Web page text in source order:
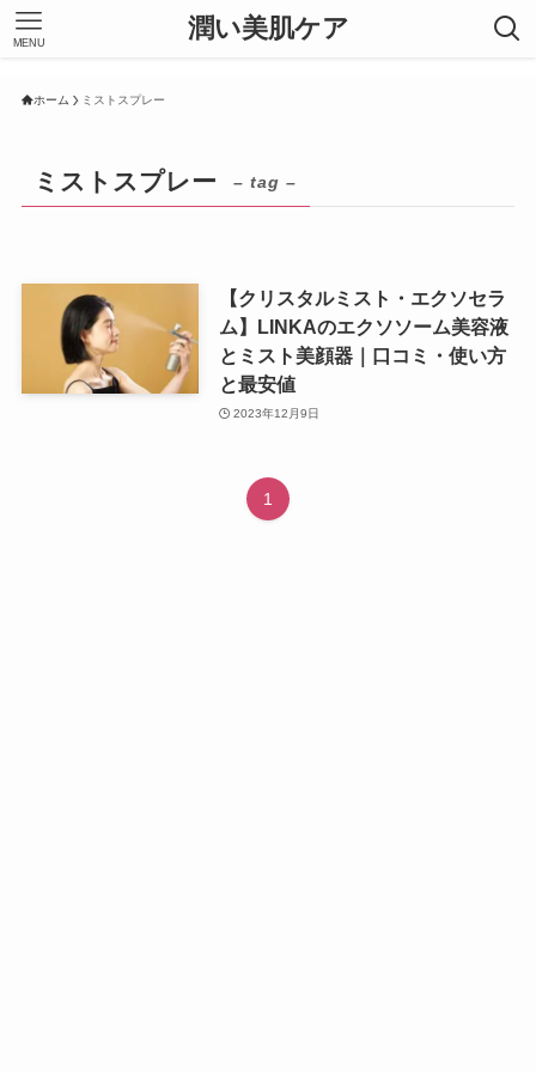
潤い美肌ケア
MENU
ホーム ミストスプレー
ミストスプレー – tag –
【クリスタルミスト・エクソセラ
ム】LINKAのエクソソーム美容液
とミスト美顔器｜口コミ・使い方
と最安値
2023年12月9日
1